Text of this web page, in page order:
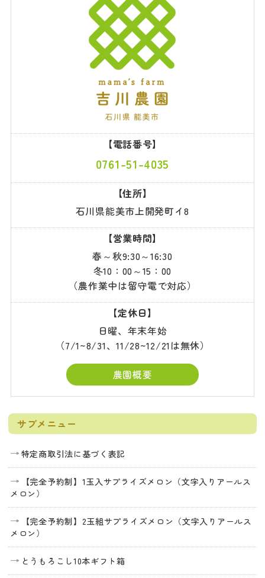
【電話番号】
0761-51-4035
【住所】
石川県能美市上開発町イ8
【営業時間】
春～秋9:30～16:30
冬10：00～15：00
（農作業中は留守電で対応）
【定休日】
日曜、年末年始
（7/1~8/31、11/28~12/21は無休）
農園概要
サブメニュー
特定商取引法に基づく表記
【完全予約制】1玉入サプライズメロン（文字入りアールス
メロン）
【完全予約制】2玉組サプライズメロン（文字入りアールス
メロン）
とうもろこし10本ギフト箱